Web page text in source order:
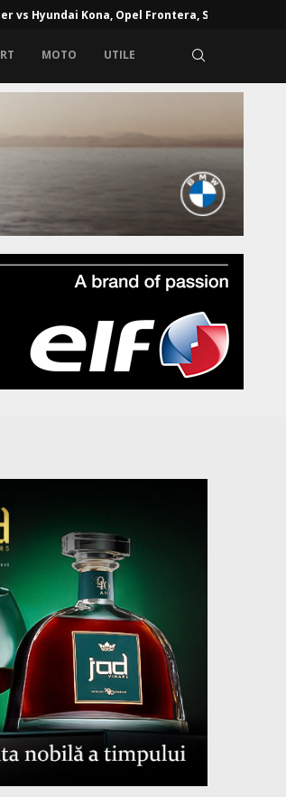
vs Hyundai Kona, Opel Frontera, Skoda...
unde alcoolul la volan poate...
MOTO UTILE